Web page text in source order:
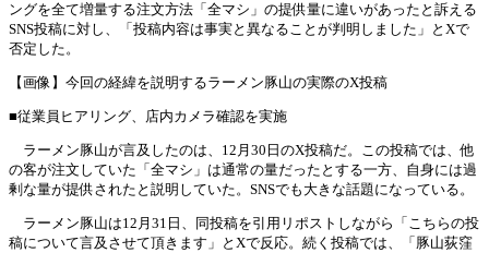
ングを全て増量する注文方法「全マシ」の提供量に違いがあったと訴える
SNS投稿に対し、「投稿内容は事実と異なることが判明しました」とXで
否定した。
【画像】今回の経緯を説明するラーメン豚山の実際のX投稿
■従業員ヒアリング、店内カメラ確認を実施
ラーメン豚山が言及したのは、12月30日のX投稿だ。この投稿では、他
の客が注文していた「全マシ」は通常の量だったとする一方、自身には過
剰な量が提供されたと説明していた。SNSでも大きな話題になっている。
ラーメン豚山は12月31日、同投稿を引用リポストしながら「こちらの投
稿について言及させて頂きます」とXで反応。続く投稿では、「豚山荻窪